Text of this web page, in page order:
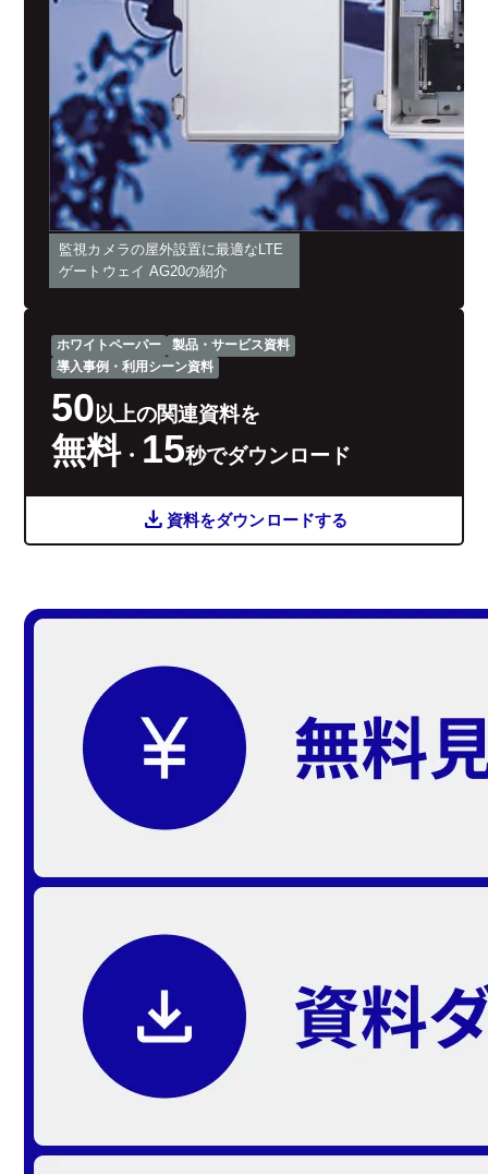
監視カメラの屋外設置に最適なLTE
ゲートウェイ AG20の紹介
ホワイトペーパー
製品・サービス資料
導入事例・利用シーン資料
50以上の関連資料を
無料・ 15秒でダウンロード
download資料をダウンロードする